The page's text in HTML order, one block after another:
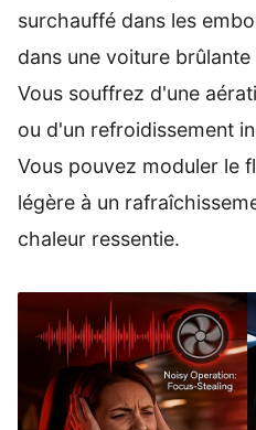
surchauffé dans les
dans une voiture
Vous souffrez d'une
ou d'un refroidissement
Vous pouvez moduler le
légère à un
chaleur ressentie.